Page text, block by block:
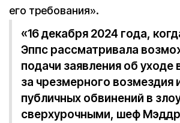
его требования».
«16 декабря 2024 года,
Эппс рассматривала
подачи заявления об уходе
за чрезмерного возмездия
публичных обвинений в
сверхурочными, шеф